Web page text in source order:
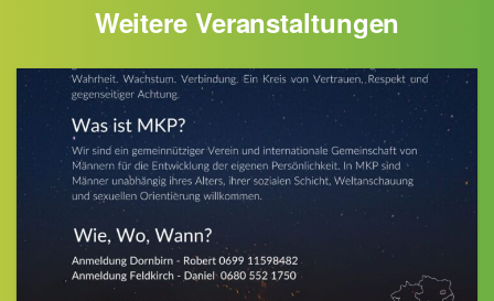
Weitere Veranstaltungen